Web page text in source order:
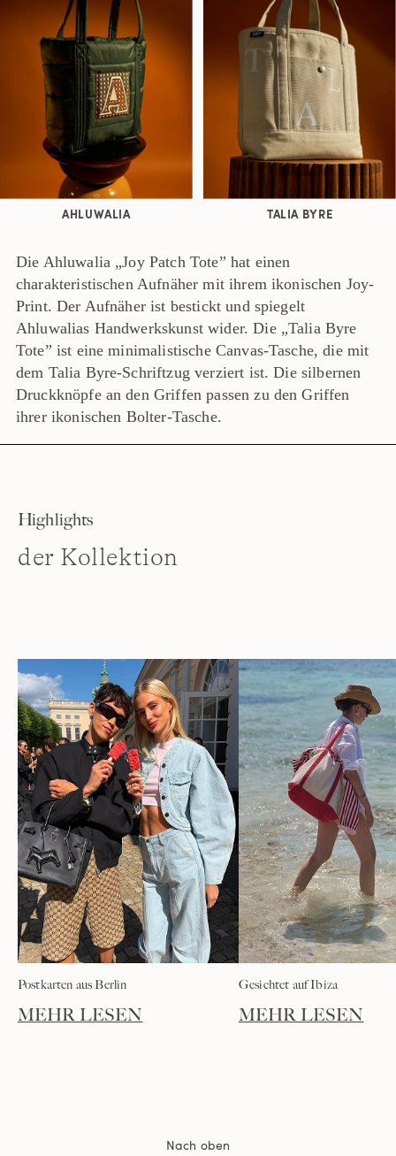
Die Ahluwalia „Joy Patch Tote” hat einen
charakteristischen Aufnäher mit ihrem ikonischen Joy-
Print. Der Aufnäher ist bestickt und spiegelt
Ahluwalias Handwerkskunst wider. Die „Talia Byre
Tote” ist eine minimalistische Canvas-Tasche, die mit
dem Talia Byre-Schriftzug verziert ist. Die silbernen
Druckknöpfe an den Griffen passen zu den Griffen
ihrer ikonischen Bolter-Tasche.
AHLUWALIA TALIA BYRE
Highlights
der Kollektion
Postkarten aus Berlin
MEHR LESEN
Gesichtet auf Ibiza
MEHR LESEN
Nach oben